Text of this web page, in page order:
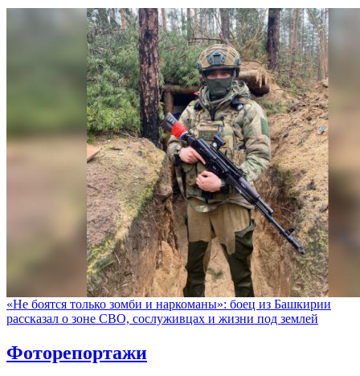
«Не боятся только зомби и наркоманы»: боец из Башкирии
рассказал о зоне СВО, сослуживцах и жизни под землей
Фоторепортажи